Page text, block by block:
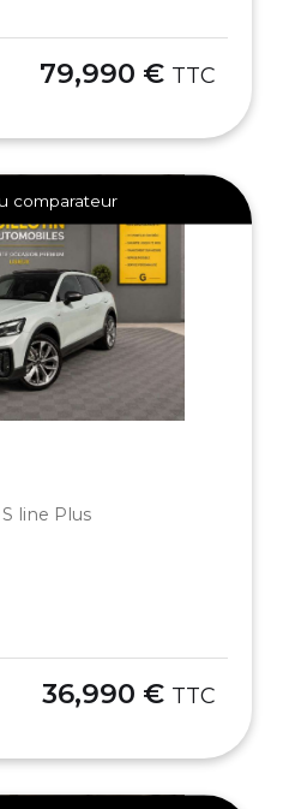
79,990 € TTC
comparateur
line Plus
36,990 € TTC